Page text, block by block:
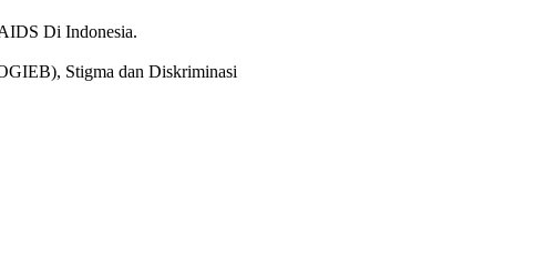
Di Indonesia.
Stigma dan Diskriminasi